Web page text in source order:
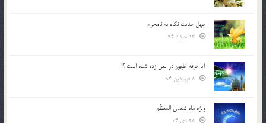
چهل حدیث نگاه به نامحرم
آیا جرقه ظهور در یمن زده شده است ؟!
ویژه ماه شعبان المعظّم